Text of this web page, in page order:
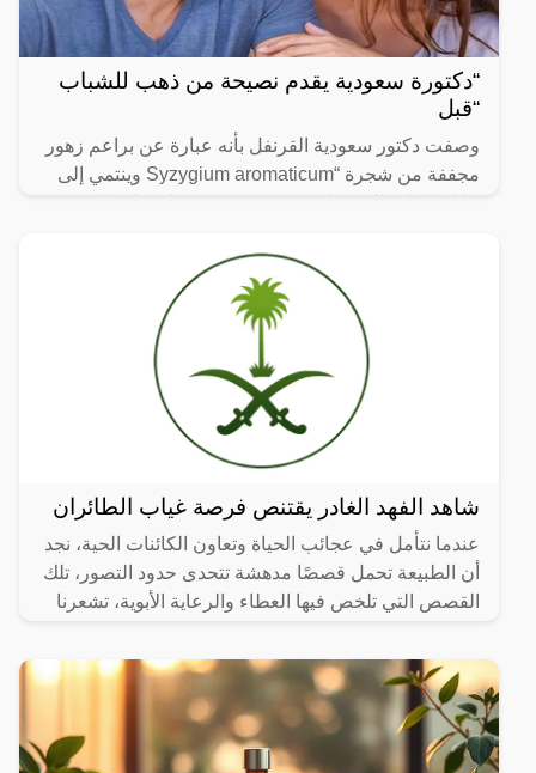
“دكتورة سعودية يقدم نصيحة من ذهب للشباب
“قبل
وصفت دكتور سعودية القرنفل بأنه عبارة عن براعم زهور
مجففة من شجرة “Syzygium aromaticum وينتمي إلى
شاهد الفهد الغادر يقتنص فرصة غياب الطائران
عندما نتأمل في عجائب الحياة وتعاون الكائنات الحية، نجد
أن الطبيعة تحمل قصصًا مدهشة تتحدى حدود التصور، تلك
القصص التي تلخص فيها العطاء والرعاية الأبوية، تشعرنا